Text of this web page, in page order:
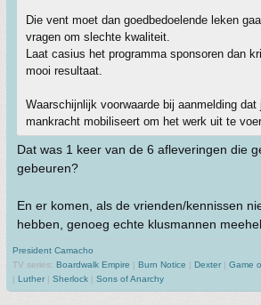
Die vent moet dan goedbedoelende leken
vragen om slechte kwaliteit.
Laat casius het programma sponsoren dan
mooi resultaat.
Waarschijnlijk voorwaarde bij aanmelding
mankracht mobiliseert om het werk uit te
Dat was 1 keer van de 6 afleveringen die
gebeuren?
En er komen, als de vrienden/kennissen
hebben, genoeg echte klusmannen
President Camacho
TV series: Boardwalk Empire | Burn Notice | Dexter | Game
| Luther | Sherlock | Sons of Anarchy